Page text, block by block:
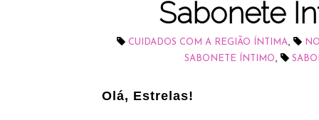
Sabonete
CUIDADOS COM A REGIÃO ÍNTIMA
SABONETE ÍNTIMO
Olá, Estrelas!